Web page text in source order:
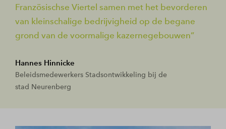
Französischse Viertel samen met het bevorderen
van kleinschalige bedrijvigheid op de begane
grond van de voormalige kazernegebouwen
Hannes Hinnicke
Beleidsmedewerkers Stadsontwikkeling bij de
stad Neurenberg